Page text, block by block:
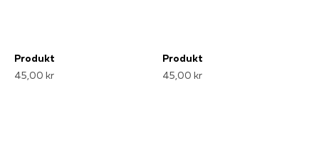
Produkt
45,00 kr
Produkt
45,00 kr